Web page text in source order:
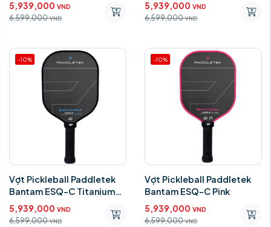
5,939,000 VND
6,599,000 VND
5,939,000 VND
6,599,000 VND
-10%
Vợt Pickleball Paddletek
Bantam ESQ-C Titanium
White
5,939,000 VND
6,599,000 VND
-10%
Vợt Pickleball Paddletek
Bantam ESQ-C Pink
5,939,000 VND
6,599,000 VND